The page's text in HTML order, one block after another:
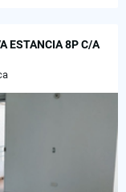
ESTANCIA 8P C/A